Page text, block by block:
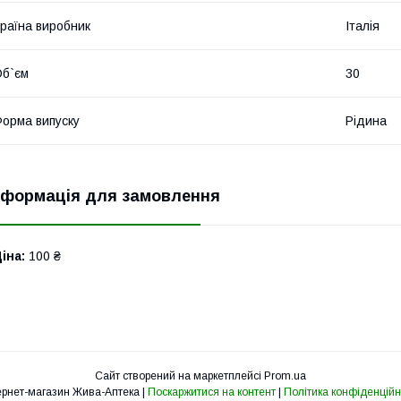
виробник Італія
30
випуску Рідина
для замовлення
100 ₴
Сайт створений на маркетплейсі Prom.ua
Поскаржитися на контент Політика